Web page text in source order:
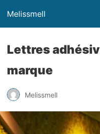
Melissmell
Lettres
marque
Melissmell